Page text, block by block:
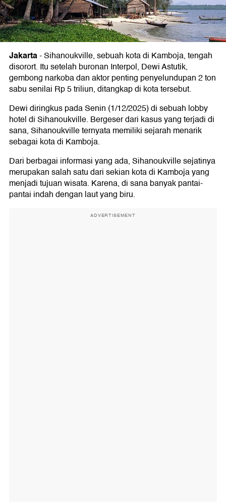
Jakarta-Sihanoukville, sebuah kota di Kamboja, tengah
disorort. Itu setelah buronan Interpol, Dewi Astutik,
gembong narkoba dan aktor penting penyelundupan 2 ton
sabu senilai Rp 5 triliun, ditangkap di kota tersebut.
Dewi diringkus pada Senin (1/12/2025) di sebuah lobby
hotel di Sihanoukville. Bergeser dari kasus yang terjadi di
sana, Sihanoukville ternyata memiliki sejarah menarik
sebagai kota di Kamboja.
Dari berbagai informasi yang ada, Sihanoukville sejatinya
merupakan salah satu dari sekian kota di Kamboja yang
menjadi tujuan wisata. Karena, di sana banyak pantai-
pantai indah dengan laut yang biru.
ADVERTISEMENT